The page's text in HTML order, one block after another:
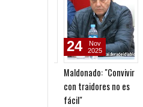
Maldonado: "Convivir
con traidores no es
fácil"
24
Nov
2025